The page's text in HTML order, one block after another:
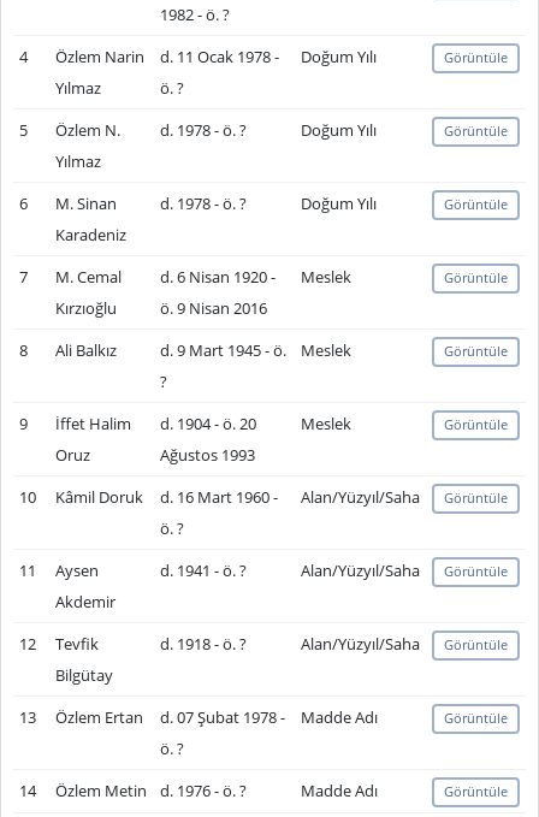
1982 - ö. ?
4
Özlem Narin
Yılmaz
d. 11 Ocak 1978 -
ö. ?
Doğum Yılı Görüntüle
5
Özlem N.
Yılmaz
d. 1978 - ö. ? Doğum Yılı Görüntüle
6
M. Sinan
Karadeniz
d. 1978 - ö. ? Doğum Yılı Görüntüle
7
M. Cemal
Kırzıoğlu
d. 6 Nisan 1920 -
ö. 9 Nisan 2016
Meslek Görüntüle
8 Ali Balkız
d. 9 Mart 1945 - ö.
?
Meslek Görüntüle
9
İffet Halim
Oruz
d. 1904 - ö. 20
Ağustos 1993
Meslek Görüntüle
10 Kâmil Doruk
d. 16 Mart 1960 -
ö. ?
Alan/Yüzyıl/Saha Görüntüle
11
Aysen
Akdemir
d. 1941 - ö. ? Alan/Yüzyıl/Saha Görüntüle
12
Tevfik
Bilgütay
d. 1918 - ö. ? Alan/Yüzyıl/Saha Görüntüle
13 Özlem Ertan
d. 07 Şubat 1978 -
ö. ?
Madde Adı Görüntüle
14 Özlem Metin d. 1976 - ö. ? Madde Adı Görüntüle